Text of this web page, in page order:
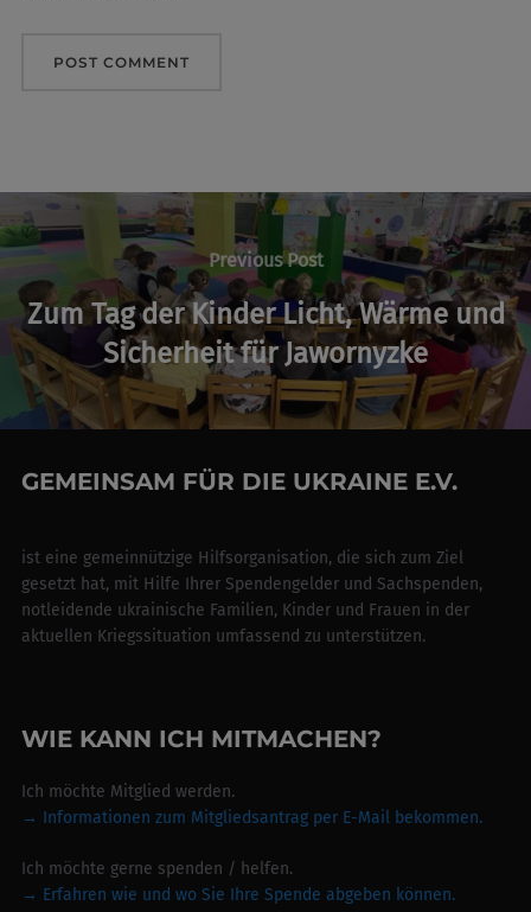
Post
navigation
Previous
Post
Previous Post
Zum Tag der Kinder Licht, Wärme und
Sicherheit für Jawornyzke
GEMEINSAM FÜR DIE UKRAINE E.V.
ist eine gemeinnützige Hilfsorganisation, die sich zum Ziel
gesetzt hat, mit Hilfe Ihrer Spendengelder und Sachspenden,
notleidende ukrainische Familien, Kinder und Frauen in der
aktuellen Kriegssituation umfassend zu unterstützen.
WIE KANN ICH MITMACHEN?
Ich möchte Mitglied werden.
→ Informationen zum Mitgliedsantrag per E-Mail bekommen.
Ich möchte gerne spenden / helfen.
→ Erfahren wie und wo Sie Ihre Spende abgeben können.